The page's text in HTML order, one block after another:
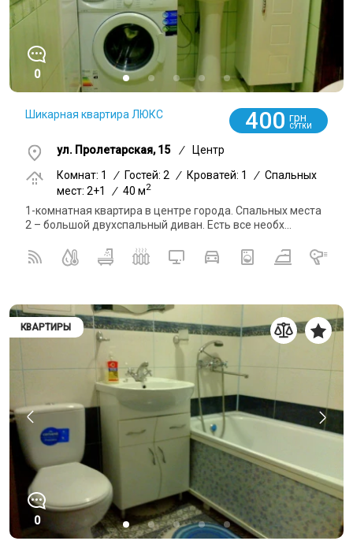
0
Шикарная квартира ЛЮКС 400 грн
СУТКИ
ул. Пролетарская, 15 /
Центр
Комнат: 1
/ Гостей: 2 / Кроватей: 1 / Спальных
мест: 2+1
/ 40 м2
1-комнатная квартира в центре города. Спальных места
2 – большой двухспальный диван. Есть все необх...
КВАРТИРЫ
0